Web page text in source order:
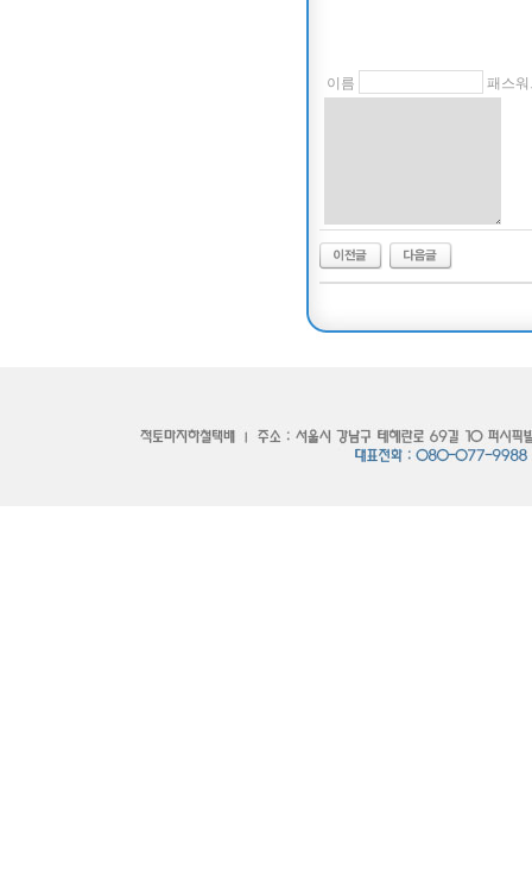
이름 패스